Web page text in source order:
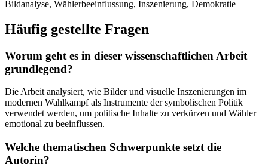
Bildanalyse, Wählerbeeinflussung, Inszenierung, Demokratie
Häufig gestellte Fragen
Worum geht es in dieser wissenschaftlichen Arbeit
grundlegend?
Die Arbeit analysiert, wie Bilder und visuelle Inszenierungen im
modernen Wahlkampf als Instrumente der symbolischen Politik
verwendet werden, um politische Inhalte zu verkürzen und Wähler
emotional zu beeinflussen.
Welche thematischen Schwerpunkte setzt die
Autorin?